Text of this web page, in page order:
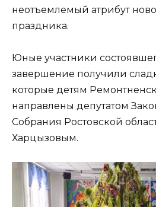
неотъемлемый атрибут
праздника.
Юные участники
завершение получили
которые детям
направлены депутатом
Собрания Ростовской
Харцызовым.